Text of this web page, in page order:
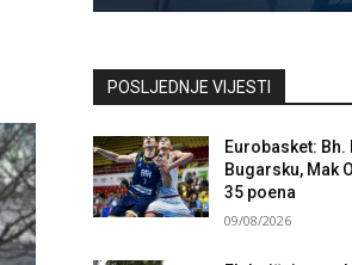
POSLJEDNJE VIJESTI
Eurobasket:
Bugarsku, Mak
35 poena
09/08/2026